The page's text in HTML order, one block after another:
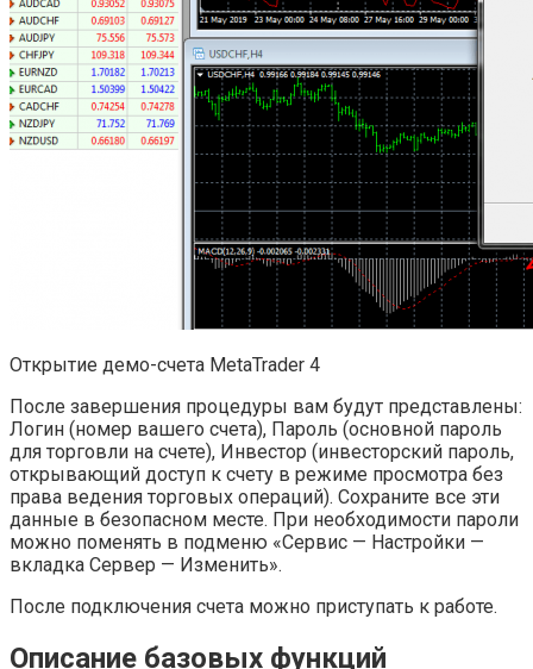
Открытие демо-счета MetaTrader 4
После завершения процедуры вам будут представлены:
Логин (номер вашего счета), Пароль (основной пароль
для торговли на счете), Инвестор (инвесторский пароль,
открывающий доступ к счету в режиме просмотра без
права ведения торговых операций). Сохраните все эти
данные в безопасном месте. При необходимости пароли
можно поменять в подменю «Сервис — Настройки —
вкладка Сервер — Изменить».
После подключения счета можно приступать к работе.
Описание базовых функций